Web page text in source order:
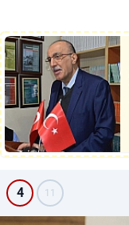
4 11